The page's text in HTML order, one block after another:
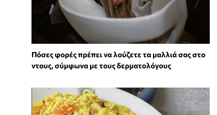
Πόσες φορές πρέπει να λούζετε τα μαλλιά σας στο
ντους, σύμφωνα με τους δερματολόγους